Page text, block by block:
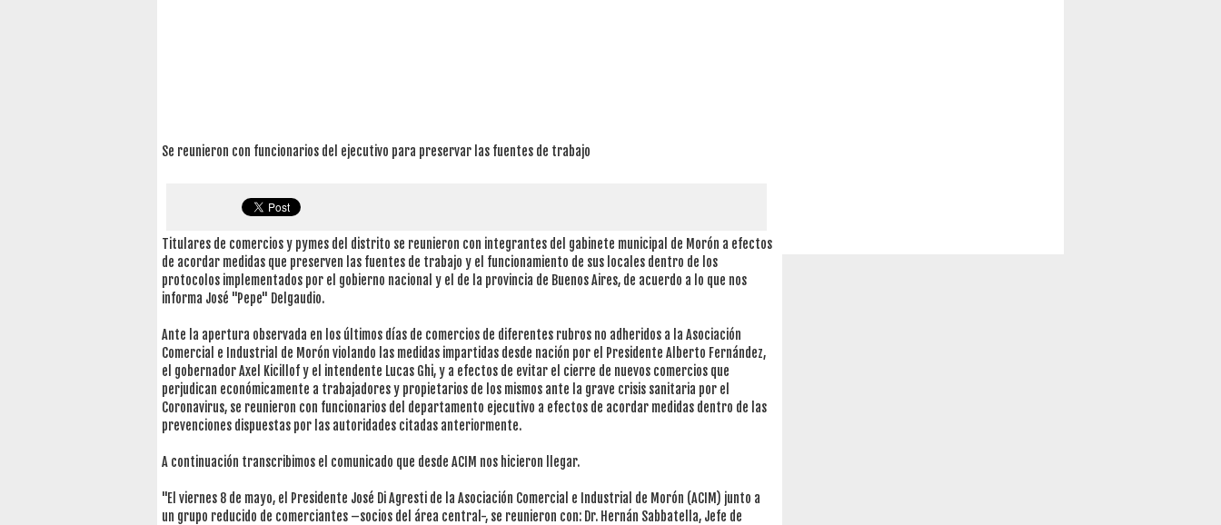
Se reunieron con funcionarios del ejecutivo para preservar las fuentes de trabajo
Titulares de comercios y pymes del distrito se reunieron con integrantes del gabinete municipal de Morón a efectos
de acordar medidas que preserven las fuentes de trabajo y el funcionamiento de sus locales dentro de los
protocolos implementados por el gobierno nacional y el de la provincia de Buenos Aires, de acuerdo a lo que nos
informa José "Pepe" Delgaudio.
Ante la apertura observada en los últimos días de comercios de diferentes rubros no adheridos a la Asociación
Comercial e Industrial de Morón violando las medidas impartidas desde nación por el Presidente Alberto Fernández,
el gobernador Axel Kicillof y el intendente Lucas Ghi, y a efectos de evitar el cierre de nuevos comercios que
perjudican económicamente a trabajadores y propietarios de los mismos ante la grave crisis sanitaria por el
Coronavirus, se reunieron con funcionarios del departamento ejecutivo a efectos de acordar medidas dentro de las
prevenciones dispuestas por las autoridades citadas anteriormente.
A continuación transcribimos el comunicado que desde ACIM nos hicieron llegar.
"El viernes 8 de mayo, el Presidente José Di Agresti de la Asociación Comercial e Industrial de Morón (ACIM) junto a
un grupo reducido de comerciantes –socios del área central-, se reunieron con: Dr. Hernán Sabbatella, Jefe de